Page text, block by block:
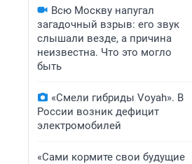
Всю Москву напугал
загадочный взрыв: его звук
слышали везде, а причина
неизвестна. Что это могло
быть
«Смели гибриды Voyah». В
России возник дефицит
электромобилей
«Сами кормите свои будущие